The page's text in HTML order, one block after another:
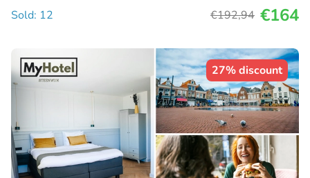
Sold: 12
€192,94 €164
27% discount